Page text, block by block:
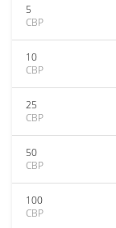
5
CBP
10
CBP
25
CBP
50
CBP
100
CBP